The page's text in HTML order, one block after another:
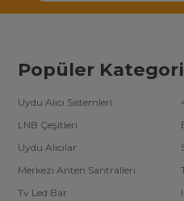
Popüler
Uydu Alıcı Sistemleri
LNB Çeşitleri
Uydu Alıcılar
Merkezi Anten Santralleri
Tv Led Bar